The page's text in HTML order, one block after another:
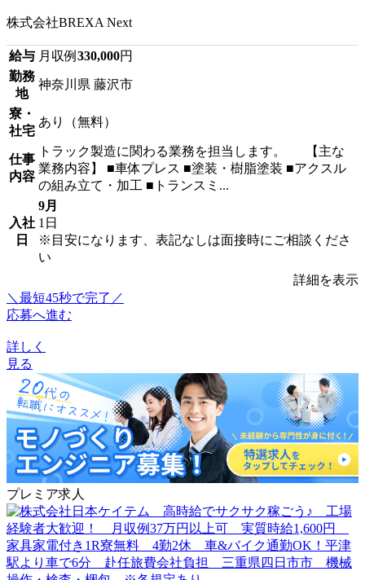
株式会社BREXA Next
給与 月収例 330,000円
勤務
地
神奈川県 藤沢市
寮・
社宅
あり（無料）
仕事
内容
トラック製造に関わる業務を担当します。 【主な
業務内容】 ■車体プレス ■塗装・樹脂塗装 ■アクスル
の組み立て・加工 ■トランスミ...
入社
日
9月
1日
※目安になります、表記なしは面接時にご相談くださ
い
詳細を表示
＼最短45秒で完了／
応募へ進む
詳しく
見る
プレミア求人